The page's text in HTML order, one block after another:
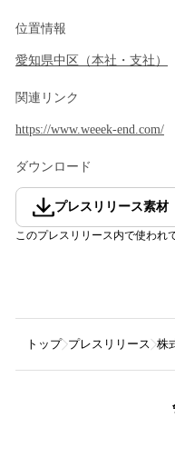
位置情報
愛知県中区 （本社・支社 ）
関連リンク
https://www.weeek-end.com/
ダウンロード
プレスリリース素材
このプレスリリース内で使われ
トップ プレスリリース 株